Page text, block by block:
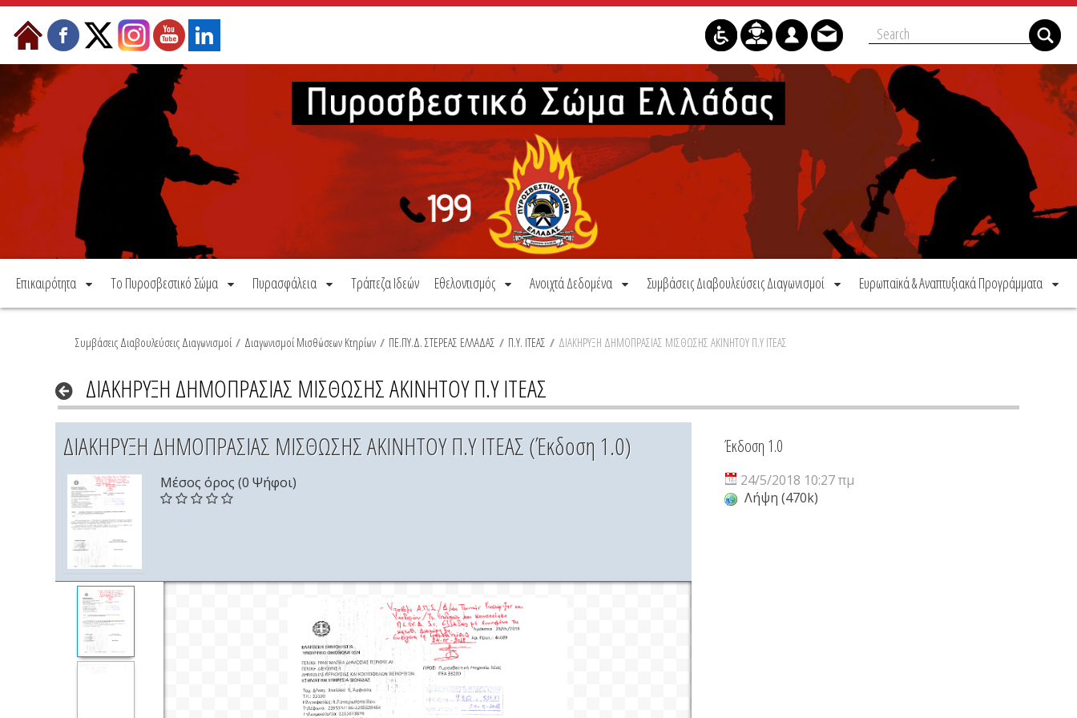
Μετάβαση στο περιεχόμενο
Επικαιρότητα Το Πυροσβεστικό Σώμα Πυρασφάλεια Τράπεζα Ιδεών Εθελοντισμός Ανοιχτά Δεδομένα Συμβάσεις Διαβουλεύσεις Διαγωνισμοί Ευρωπαϊκά & Αναπτυξιακά Προγράμματα
Συμβάσεις Διαβουλεύσεις Διαγωνισμοί / Διαγωνισμοί Μισθώσεων Κτηρίων / ΠΕ.ΠΥ.Δ. ΣΤΕΡΕΑΣ ΕΛΛΑΔΑΣ / Π.Υ. ΙΤΕΑΣ / ΔΙΑΚΗΡΥΞΗ ΔΗΜΟΠΡΑΣΙΑΣ ΜΙΣΘΩΣΗΣ ΑΚΙΝΗΤΟΥ Π.Υ ΙΤΕΑΣ
ΔΙΑΚΗΡΥΞΗ ΔΗΜΟΠΡΑΣΙΑΣ ΜΙΣΘΩΣΗΣ ΑΚΙΝΗΤΟΥ Π.Υ ΙΤΕΑΣ
ΔΙΑΚΗΡΥΞΗ ΔΗΜΟΠΡΑΣΙΑΣ ΜΙΣΘΩΣΗΣ ΑΚΙΝΗΤΟΥ Π.Υ ΙΤΕΑΣ (Έκδοση 1.0)
Μέσος όρος (0 Ψήφοι)
Έκδοση 1.0
24/5/2018 10:27 πμ
Λήψη (470k)